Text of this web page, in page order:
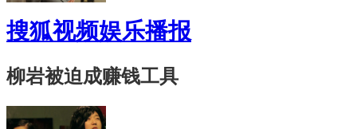
搜狐视频娱乐播报
柳岩被迫成赚钱工具